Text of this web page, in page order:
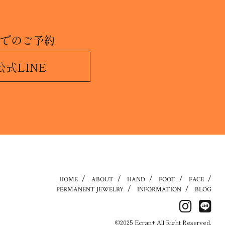
のご予約
式LINE
HOME ABOUT HAND FOOT
FACE
PERMANENT JEWELRY
INFORMATION BLOG
2025 Ecran+ All Right Reserved.